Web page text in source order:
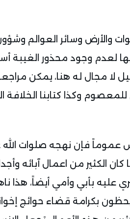
والأرض وسائر العوالم
لعدم وجود محذور الغيبة
لا مجال له هنا، يمكن
وكذا كتابنا الخلافة
عموماً فإن نهجه صلوات
الكثير من اعمال آبائه
عليه بأبي وأمي أيضاً، هذا
بكرامة قضاء حوائج